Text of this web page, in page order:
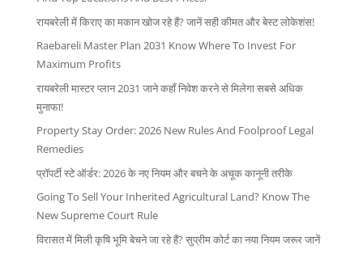
रायबरेली में किराए का मकान खोज रहे हैं? जानें सही कीमत और बेस्ट लोकेशंस!
Raebareli Master Plan 2031 Know Where To Invest For
Maximum Profits
रायबरेली मास्टर प्लान 2031 जाने कहाँ निवेश करने से मिलेगा सबसे अधिक
मुनाफा!
Property Stay Order: 2026 New Rules And Foolproof Legal
Remedies
प्रॉपर्टी स्टे ऑर्डर: 2026 के नए नियम और बचने के अचूक कानूनी तरीके
Going To Sell Your Inherited Agricultural Land? Know The
New Supreme Court Rule
विरासत में मिली कृषि भूमि बेचने जा रहे हैं? सुप्रीम कोर्ट का नया नियम जरूर जानें